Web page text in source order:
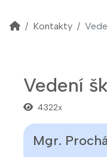
Kontakty
Vedení
4322x
Mgr.